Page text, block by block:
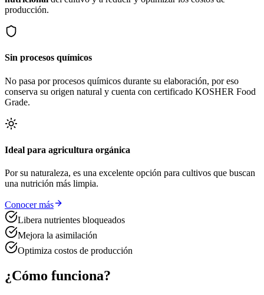
producción.
Sin procesos químicos
No pasa por procesos químicos durante su elaboración, por eso
conserva su origen natural y cuenta con certificado KOSHER Food
Grade.
Ideal para agricultura orgánica
Por su naturaleza, es una excelente opción para cultivos que buscan
una nutrición más limpia.
Conocer más
Libera nutrientes bloqueados
Mejora la asimilación
Optimiza costos de producción
¿Cómo funciona?